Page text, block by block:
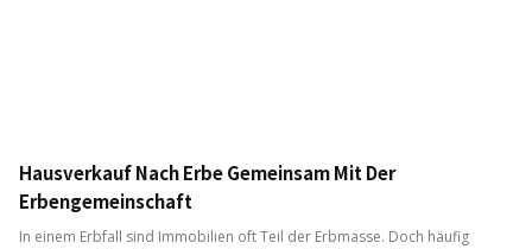
Hausverkauf Nach Erbe Gemeinsam Mit Der
Erbengemeinschaft
In einem Erbfall sind Immobilien oft Teil der Erbmasse. Doch häufig